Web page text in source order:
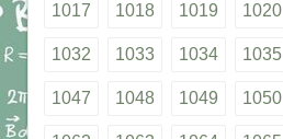
1017 1018 1019 1020
1032 1033 1034 1035
1047 1048 1049 1050